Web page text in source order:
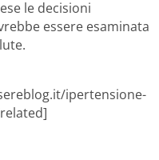
le decisioni
essere esaminata
ipertensione-